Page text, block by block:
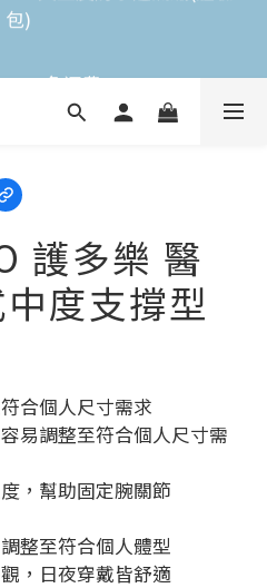
免運費
免運費
人工皮防水透氣繃(體驗
免運費
護多樂 醫
度支撐型
合個人尺寸需求
易調整至符合個人尺寸需
，幫助固定腕關節
整至符合個人體型
，日夜穿戴皆舒適